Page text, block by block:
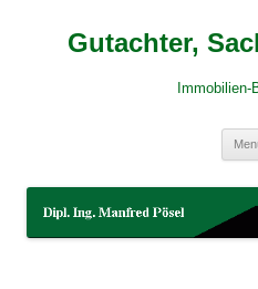
Gutachter,
Immobilien-